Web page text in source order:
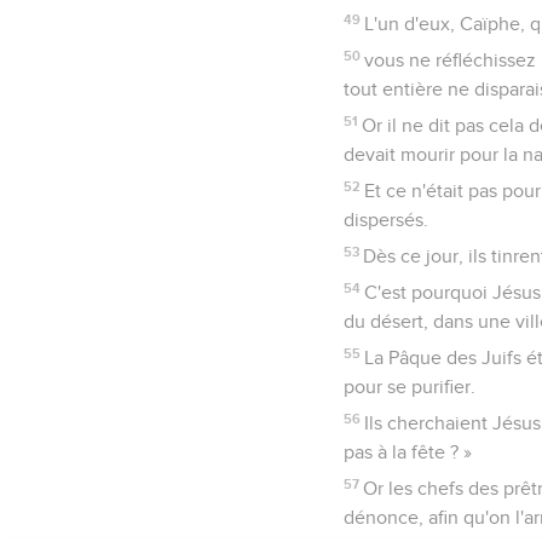
49 L'un d'eux, Caïphe,
50 vous ne
tout entière ne
51 Or il ne dit pas cela
devait mourir pour la
52 Et ce n'était pas
dispersés.
53 Dès ce jour, ils
54 C'est pourquoi
du désert, dans une
55 La Pâque des Juifs
pour se purifier.
56 Ils cherchaient
pas à la fête ? »
57 Or les chefs des
dénonce, afin qu'on